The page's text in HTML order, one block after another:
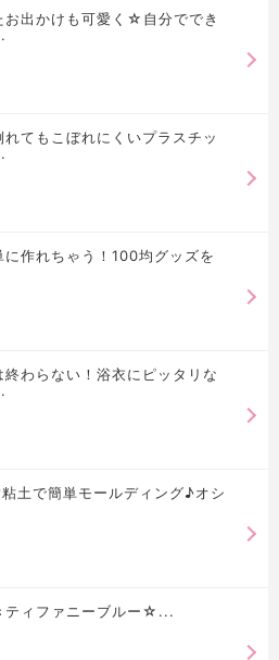
お出かけも可愛く☆自分ででき
れてもこぼれにくいプラスチッ
に作れちゃう！100均グッズを
終わらない！浴衣にピッタリな
土で簡単モールディング♪オシ
ティファニーブルー☆...